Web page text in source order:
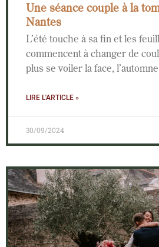
Une séance couple à la
Nantes
L’été touche à sa fin et les
commencent à changer de
plus se voiler la face,
LIRE L'ARTICLE »
30/09/2024